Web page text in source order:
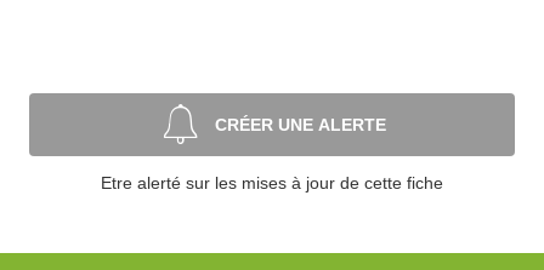
CRÉER UNE ALERTE
Etre alerté sur les mises à jour de cette fiche